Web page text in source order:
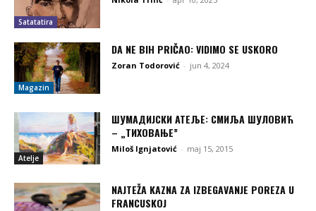
Satatatira
Magazin
DA NE BIH PRIČAO: VIDIMO SE USKORO
Zoran Todorović - jun 4, 2024
Atelje
ШУМАДИЈСКИ АТЕЉЕ: СМИЉА ШУЛОВИЋ
– „ТИХОВАЊЕ”
Miloš Ignjatović - maj 15, 2015
NAJTEŽA KAZNA ZA IZBEGAVANJE POREZA U
FRANCUSKOJ